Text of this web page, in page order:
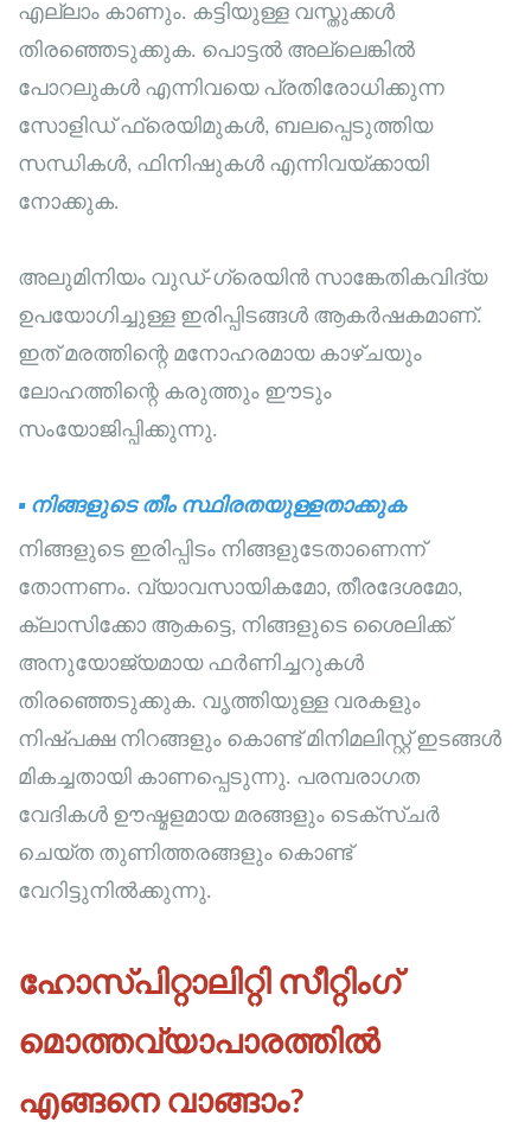
എല്ലാം കാണും. കട്ടിയുള്ള വസ്തുക്കൾ
തിരഞ്ഞെടുക്കുക. പൊട്ടൽ അല്ലെങ്കിൽ
പോറലുകൾ എന്നിവയെ പ്രതിരോധിക്കുന്ന
സോളിഡ് ഫ്രെയിമുകൾ, ബലപ്പെടുത്തിയ
സന്ധികൾ, ഫിനിഷുകൾ എന്നിവയ്ക്കായി
നോക്കുക.
അലുമിനിയം വുഡ്-ഗ്രെയിൻ സാങ്കേതികവിദ്യ
ഉപയോഗിച്ചുള്ള ഇരിപ്പിടങ്ങൾ ആകർഷകമാണ്.
ഇത് മരത്തിന്റെ മനോഹരമായ കാഴ്ചയും
ലോഹത്തിന്റെ കരുത്തും ഈടും
സംയോജിപ്പിക്കുന്നു.
▪ നിങ്ങളുടെ തീം സ്ഥിരതയുള്ളതാക്കുക
നിങ്ങളുടെ ഇരിപ്പിടം നിങ്ങളുടേതാണെന്ന്
തോന്നണം. വ്യാവസായികമോ, തീരദേശമോ,
ക്ലാസിക്കോ ആകട്ടെ, നിങ്ങളുടെ ശൈലിക്ക്
അനുയോജ്യമായ ഫർണിച്ചറുകൾ
തിരഞ്ഞെടുക്കുക. വൃത്തിയുള്ള വരകളും
നിഷ്പക്ഷ നിറങ്ങളും കൊണ്ട് മിനിമലിസ്റ്റ് ഇടങ്ങൾ
മികച്ചതായി കാണപ്പെടുന്നു. പരമ്പരാഗത
വേദികൾ ഊഷ്മളമായ മരങ്ങളും ടെക്സ്ചർ
ചെയ്ത തുണിത്തരങ്ങളും കൊണ്ട്
വേറിട്ടുനിൽക്കുന്നു.
ഹോസ്പിറ്റാലിറ്റി സീറ്റിംഗ്
മൊത്തവ്യാപാരത്തിൽ
എങ്ങനെ വാങ്ങാം?